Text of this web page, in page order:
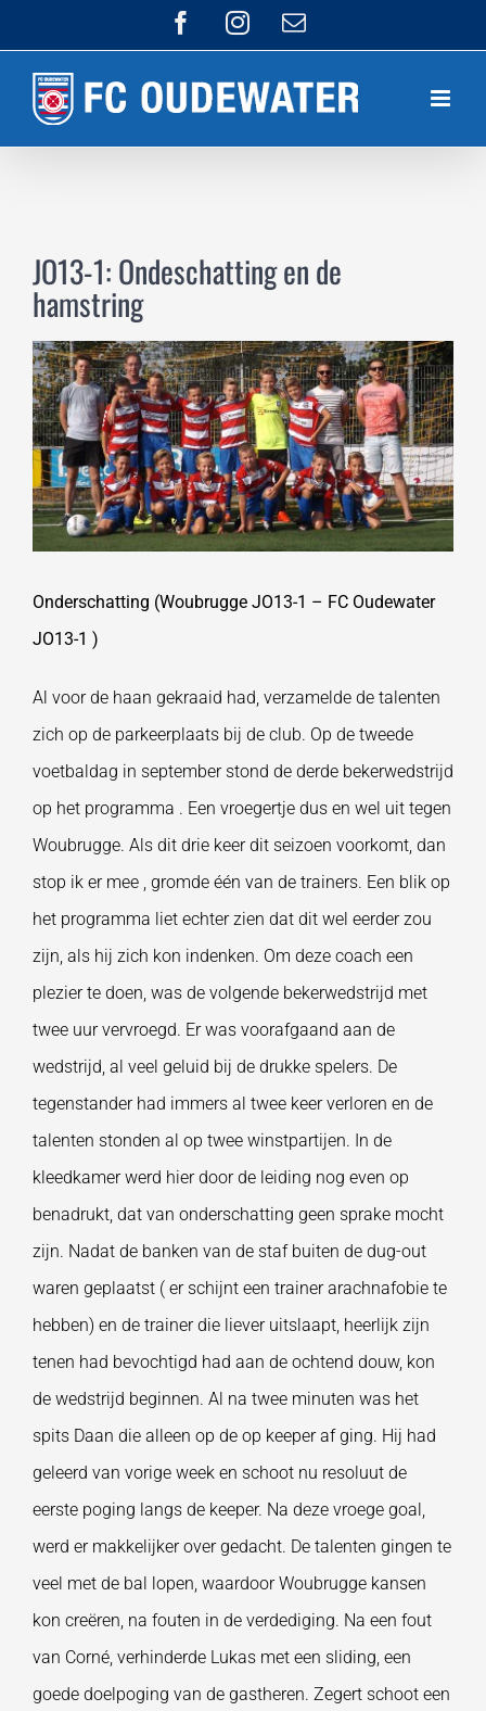
naar
inhoud
FacebookInstagram
E-
mail
JO13-1: Ondeschatting en de
hamstring
Bekijk
grotere
afbeelding
Onderschatting (Woubrugge JO13-1 – FC Oudewater
JO13-1 )
Al voor de haan gekraaid had, verzamelde de talenten
zich op de parkeerplaats bij de club. Op de tweede
voetbaldag in september stond de derde bekerwedstrijd
op het programma . Een vroegertje dus en wel uit tegen
Woubrugge. Als dit drie keer dit seizoen voorkomt, dan
stop ik er mee , gromde één van de trainers. Een blik op
het programma liet echter zien dat dit wel eerder zou
zijn, als hij zich kon indenken. Om deze coach een
plezier te doen, was de volgende bekerwedstrijd met
twee uur vervroegd. Er was voorafgaand aan de
wedstrijd, al veel geluid bij de drukke spelers. De
tegenstander had immers al twee keer verloren en de
talenten stonden al op twee winstpartijen. In de
kleedkamer werd hier door de leiding nog even op
benadrukt, dat van onderschatting geen sprake mocht
zijn. Nadat de banken van de staf buiten de dug-out
waren geplaatst ( er schijnt een trainer arachnafobie te
hebben) en de trainer die liever uitslaapt, heerlijk zijn
tenen had bevochtigd had aan de ochtend douw, kon
de wedstrijd beginnen. Al na twee minuten was het
spits Daan die alleen op de op keeper af ging. Hij had
geleerd van vorige week en schoot nu resoluut de
eerste poging langs de keeper. Na deze vroege goal,
werd er makkelijker over gedacht. De talenten gingen te
veel met de bal lopen, waardoor Woubrugge kansen
kon creëren, na fouten in de verdediging. Na een fout
van Corné, verhinderde Lukas met een sliding, een
goede doelpoging van de gastheren. Zegert schoot een